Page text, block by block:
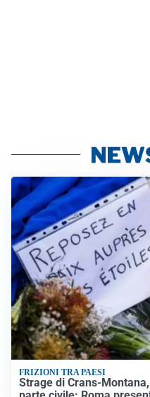
FRIZIONI TRA PAESI
Strage di Crans-